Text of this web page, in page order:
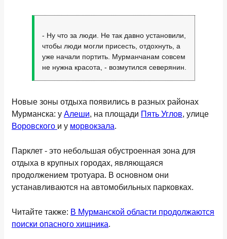
- Ну что за люди. Не так давно установили,
чтобы люди могли присесть, отдохнуть, а
уже начали портить. Мурманчанам совсем
не нужна красота, - возмутился северянин.
Новые зоны отдыха появились в разных районах
Мурманска: у Алеши, на площади Пять Углов, улице
Воровского и у морвокзала.
Парклет - это небольшая обустроенная зона для
отдыха в крупных городах, являющаяся
продолжением тротуара. В основном они
устанавливаются на автомобильных парковках.
Читайте также: В Мурманской области продолжаются
поиски опасного хищника.